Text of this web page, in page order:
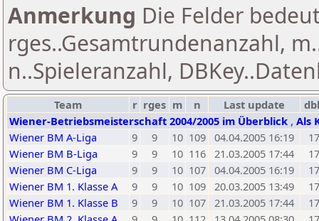
Anmerkung Die Felder
rges..Gesamtrundenanzahl,
n..Spieleranzahl,
Team r rges m n Last update
Wiener-Betriebsmeisterschaft 2004/2005 im Überblick , Als
Wiener BM A-Liga
9 9 10 109 04.04.2005 16:19
Wiener BM B-Liga
9 9 10 116 21.03.2005 17:44
Wiener BM C-Liga
9 9 10 107 04.04.2005 16:19
Wiener BM 1. Klasse A
9 9 10 109 20.03.2005 13:49
Wiener BM 1. Klasse B
9 9 10 107 21.03.2005 17:44